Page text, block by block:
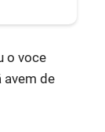
o voce
avem de